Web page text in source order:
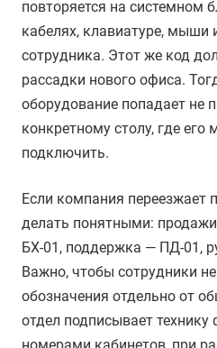
повторяется на системном
кабелях, клавиатуре, мыши
сотрудника. Этот же код
рассадки нового офиса.
оборудование попадает не
конкретному столу, где
подключить.
Если компания переезжает
делать понятными:
БХ-01, поддержка — ПД-01,
Важно, чтобы сотрудники
обозначения отдельно от
отдел подписывает